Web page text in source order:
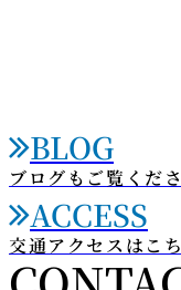
BLOG
ブログもご覧くだ
ACCESS
交通アクセスはこ